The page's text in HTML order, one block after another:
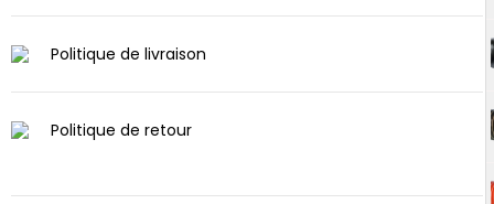
Politique de livraison
Politique de retour